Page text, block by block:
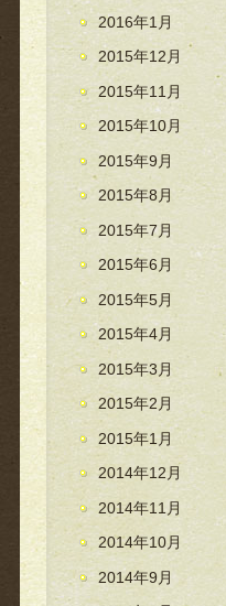
2016年1月
2015年12月
2015年11月
2015年10月
2015年9月
2015年8月
2015年7月
2015年6月
2015年5月
2015年4月
2015年3月
2015年2月
2015年1月
2014年12月
2014年11月
2014年10月
2014年9月